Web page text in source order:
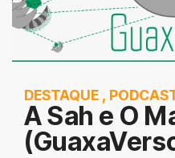
DESTAQUE ,
A Sah e O